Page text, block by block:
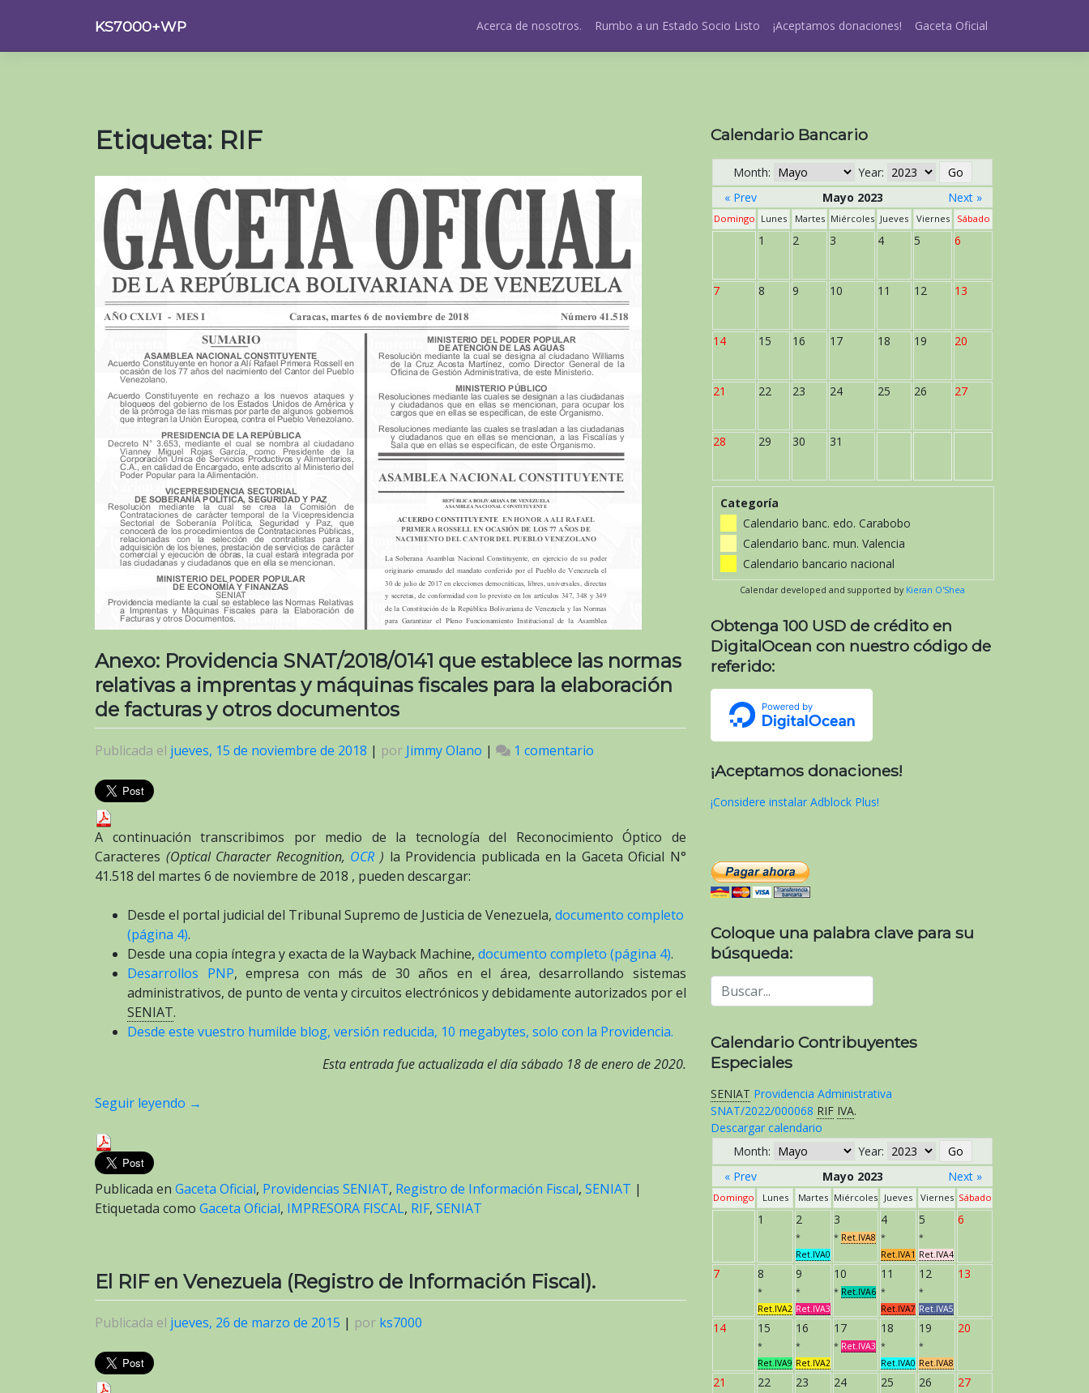
contenido
KS7000+WP Acerca de nosotros. Rumbo a un Estado Socio Listo ¡Aceptamos donaciones! Gaceta Oficial
Etiqueta: RIF
Anexo: Providencia SNAT/2018/0141 que establece las normas
relativas a imprentas y máquinas fiscales para la elaboración
de facturas y otros documentos
Publicada el jueves, 15 de noviembre de 2018 | por Jimmy Olano | 1 comentario
establece
las
a
imprentas
y
máquinas
fiscales
para
la
elaboración
A continuación transcribimos por medio de la tecnología del Reconocimiento Óptico de
Caracteres (Optical Character Recognition, OCR ) la Providencia publicada en la Gaceta Oficial N°
41.518 del martes 6 de noviembre de 2018 , pueden descargar:
Desde el portal judicial del Tribunal Supremo de Justicia de Venezuela, documento completo
(página 4).
Desde una copia íntegra y exacta de la Wayback Machine, documento completo (página 4).
Desarrollos PNP, empresa con más de 30 años en el área, desarrollando sistemas
administrativos, de punto de venta y circuitos electrónicos y debidamente autorizados por el
SENIAT.
Desde este vuestro humilde blog, versión reducida, 10 megabytes, solo con la Providencia.
Esta entrada fue actualizada el día sábado 18 de enero de 2020.
Seguir leyendo →
Publicada en Gaceta Oficial, Providencias SENIAT, Registro de Información Fiscal, SENIAT |
Etiquetada como Gaceta Oficial, IMPRESORA FISCAL, RIF, SENIAT
El RIF en Venezuela (Registro de Información Fiscal).
Publicada el jueves, 26 de marzo de 2015 | por ks7000
Calendario Bancario
Month:
Year:
« Prev
Mayo 2023 Next »
Domingo Lunes Martes Miércoles Jueves Viernes Sábado
1 2 3 4 5 6
7 8 9 10 11 12 13
14 15 16 17 18 19 20
21 22 23 24 25 26 27
28 29 30 31
Categoría
Calendario banc. edo. Carabobo
Calendario banc. mun. Valencia
Calendario bancario nacional
Calendar developed and supported by Kieran O'Shea
Obtenga 100 USD de crédito en
DigitalOcean con nuestro código de
referido:
¡Aceptamos donaciones!
¡Considere instalar Adblock Plus!
Coloque una palabra clave para su
búsqueda:
Calendario Contribuyentes
Especiales
SENIAT Providencia Administrativa
SNAT/2022/000068 RIF IVA.
Descargar calendario
Month:
Year:
« Prev
Mayo 2023 Next »
Domingo Lunes Martes Miércoles Jueves Viernes Sábado
1 2
*
Ret.IVA0
3
* Ret.IVA8
4
*
Ret.IVA1
5
*
Ret.IVA4
6
7 8
*
Ret.IVA2
9
*
Ret.IVA3
10
* Ret.IVA6
11
*
Ret.IVA7
12
*
Ret.IVA5
13
14 15
*
Ret.IVA9
16
*
Ret.IVA2
17
* Ret.IVA3
18
*
Ret.IVA0
19
*
Ret.IVA8
20
21 22 23 24 25 26 27